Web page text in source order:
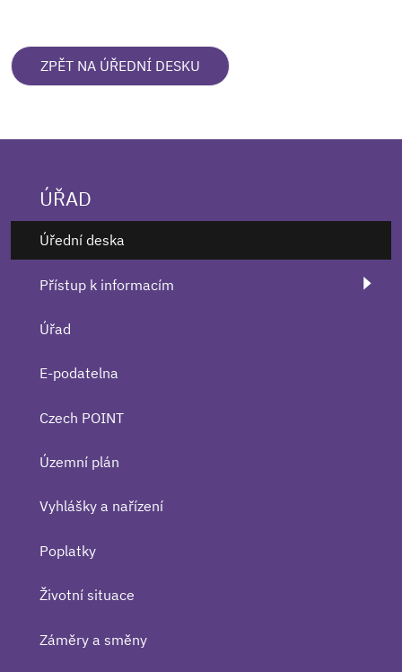
ZPĚT NA ÚŘEDNÍ DESKU
ÚŘAD
Úřední deska
Přístup k informacím
Úřad
E-podatelna
Czech POINT
Územní plán
Vyhlášky a nařízení
Poplatky
Životní situace
Záměry a směny